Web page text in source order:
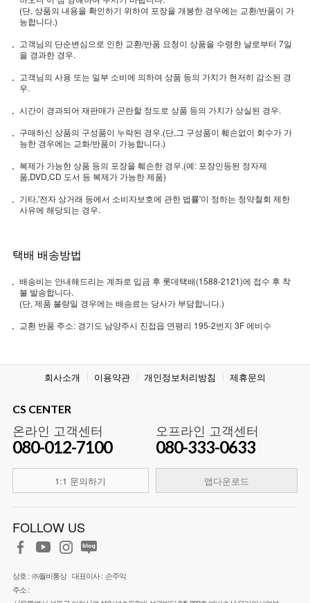
(단, 상품의 내용을 확인하기 위하여 포장을 개봉한 경우에는 교환/반품이 가
능합니다.)
고객님의 단순변심으로 인한 교환/반품 요청이 상품을 수령한 날로부터 7일
을 경과한 경우.
고객님의 사용 또는 일부 소비에 의하여 상품 등의 가치가 현저히 감소된 경
우.
시간이 경과되어 재판매가 곤란할 정도로 상품 등의 가치가 상실된 경우.
구매하신 상품의 구성품이 누락된 경우.(단,그 구성품이 훼손없이 회수가 가
능한 경우에는 교화/반품이 가능합니다.)
복제가 가능한 상품 등의 포장을 훼손한 경우.(예: 포장인등된 정자제
품,DVD,CD 도서 등 복제가 가능한 제품)
기타,'전자 상거래 등에서 소비자보호에 관한 법률'이 정하는 청약철회 제한
사유에 해당되는 경우.
택배 배송방법
배송비는 안내해드리는 계좌로 입금 후 롯데택배(1588-2121)에 접수 후 착
불 발송합니다.
(단, 제품 불량일 경우에는 배송료는 당사가 부담합니다.)
교환 반품 주소: 경기도 남양주시 진접읍 연평리 195-2번지 3F 에비수
회사소개 이용약관 개인정보처리방침 제휴문의
CS CENTER
온라인 고객센터
080-012-7100
1:1 문의하기
오프라인 고객센터
080-333-0633
앱다운로드
FOLLOW US
상호 : ㈜월비통상 대표이사 : 손주익
주소 :